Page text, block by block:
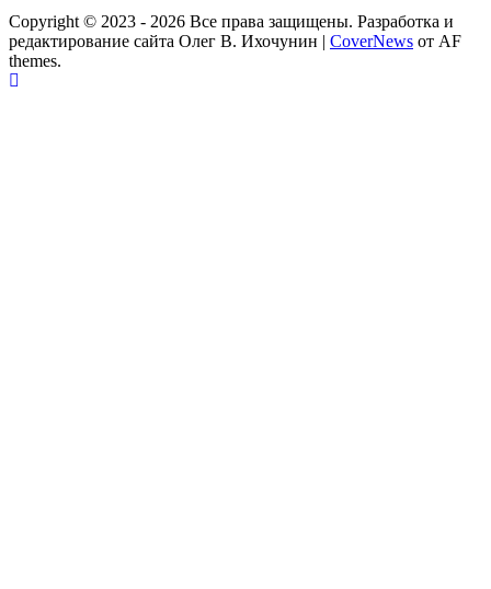
Copyright © 2023 - 2026 Все права защищены. Разработка и
редактирование сайта Олег В. Ихочунин | CoverNews от AF
themes.